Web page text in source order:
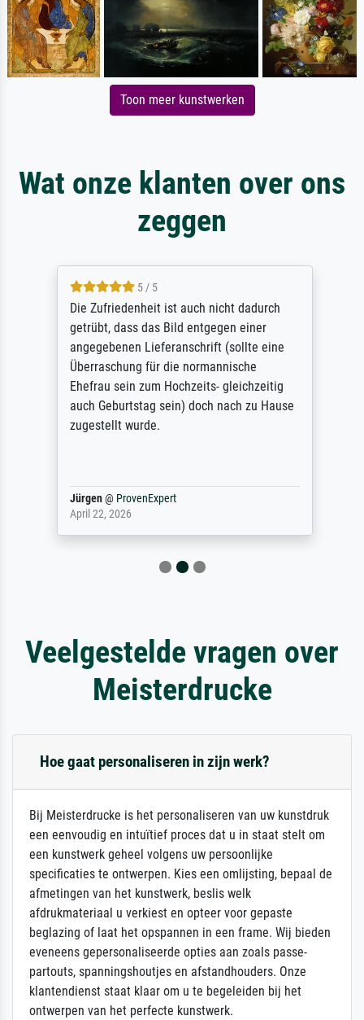
Toon meer kunstwerken
Wat onze klanten over ons
zeggen
5 / 5
Die Zufriedenheit ist auch nicht dadurch
getrübt, dass das Bild entgegen einer
angegebenen Lieferanschrift (sollte eine
Überraschung für die normannische
Ehefrau sein zum Hochzeits- gleichzeitig
auch Geburtstag sein) doch nach zu Hause
zugestellt wurde.
Jürgen@ ProvenExpert
April 22, 2026
Veelgestelde vragen over
Meisterdrucke
Hoe gaat personaliseren in zijn werk?
Bij Meisterdrucke is het personaliseren van uw kunstdruk
een eenvoudig en intuïtief proces dat u in staat stelt om
een kunstwerk geheel volgens uw persoonlijke
specificaties te ontwerpen. Kies een omlijsting, bepaal de
afmetingen van het kunstwerk, beslis welk
afdrukmateriaal u verkiest en opteer voor gepaste
beglazing of laat het opspannen in een frame. Wij bieden
eveneens gepersonaliseerde opties aan zoals passe-
partouts, spanningshoutjes en afstandhouders. Onze
klantendienst staat klaar om u te begeleiden bij het
ontwerpen van het perfecte kunstwerk.